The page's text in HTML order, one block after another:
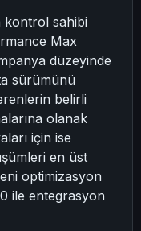
kontrol sahibi
Max
düzeyinde
sürümünü
belirli
olanak
için ise
en üst
optimizasyon
ile entegrasyon